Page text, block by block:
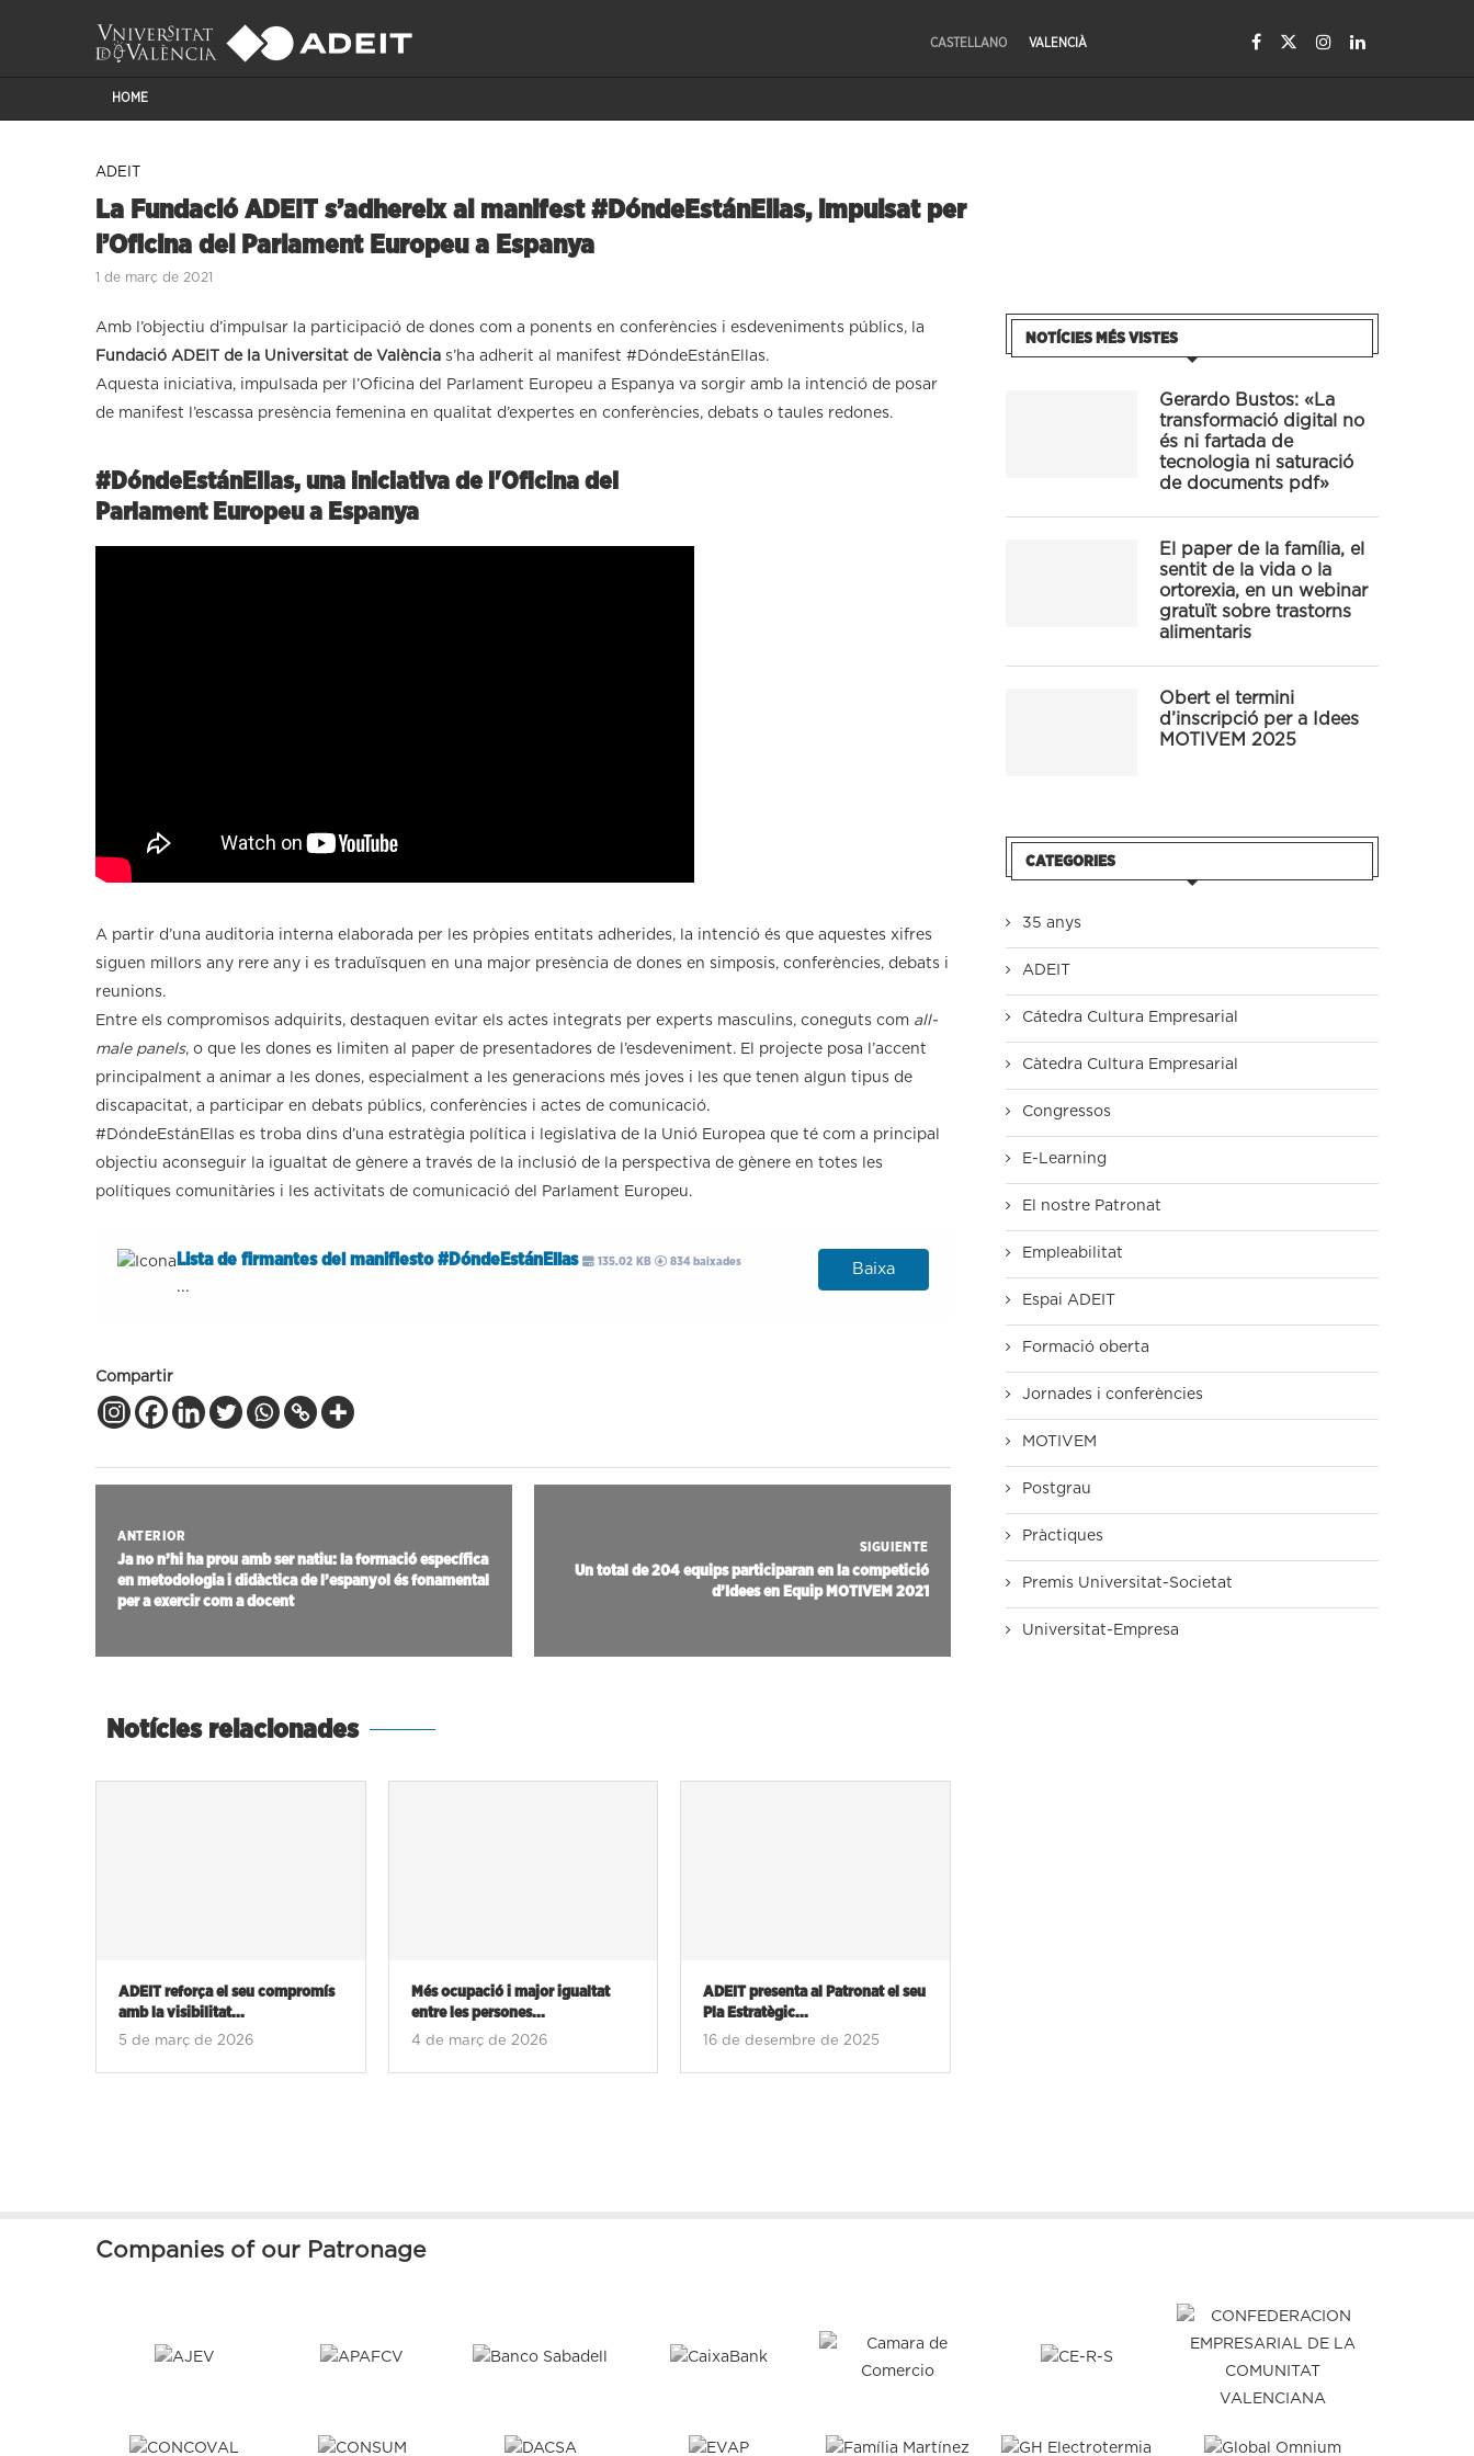
CASTELLANO VALENCIÀ
HOME
ADEIT
La Fundació ADEIT s’adhereix al manifest #DóndeEstánEllas, impulsat per
l’Oficina del Parlament Europeu a Espanya
1 de març de 2021
Amb l’objectiu d’impulsar la participació de dones com a ponents en conferències i esdeveniments públics, la
Fundació ADEIT de la Universitat de València s’ha adherit al manifest #DóndeEstánEllas.
Aquesta iniciativa, impulsada per l’Oficina del Parlament Europeu a Espanya va sorgir amb la intenció de posar
de manifest l’escassa presència femenina en qualitat d’expertes en conferències, debats o taules redones.
#DóndeEstánEllas, una iniciativa de l'Oficina del
Parlament Europeu a Espanya
A partir d’una auditoria interna elaborada per les pròpies entitats adherides, la intenció és que aquestes xifres
siguen millors any rere any i es traduïsquen en una major presència de dones en simposis, conferències, debats i
reunions.
Entre els compromisos adquirits, destaquen evitar els actes integrats per experts masculins, coneguts com all-
male panels, o que les dones es limiten al paper de presentadores de l’esdeveniment. El projecte posa l’accent
principalment a animar a les dones, especialment a les generacions més joves i les que tenen algun tipus de
discapacitat, a participar en debats públics, conferències i actes de comunicació.
#DóndeEstánEllas es troba dins d’una estratègia política i legislativa de la Unió Europea que té com a principal
objectiu aconseguir la igualtat de gènere a través de la inclusió de la perspectiva de gènere en totes les
polítiques comunitàries i les activitats de comunicació del Parlament Europeu.
Lista de firmantes del manifiesto #DóndeEstánEllas 135.02 KB 834 baixades
...
Baixa
Compartir
ANTERIOR
Ja no n’hi ha prou amb ser natiu: la formació específica
en metodologia i didàctica de l’espanyol és fonamental
per a exercir com a docent
SIGUIENTE
Un total de 204 equips participaran en la competició
d’Idees en Equip MOTIVEM 2021
Notícies relacionades
ADEIT reforça el seu compromís
amb la visibilitat...
5 de març de 2026
Més ocupació i major igualtat
entre les persones...
4 de març de 2026
ADEIT presenta al Patronat el seu
Pla Estratègic...
16 de desembre de 2025
NOTÍCIES MÉS VISTES
Gerardo Bustos: «La
transformació digital no
és ni fartada de
tecnologia ni saturació
de documents pdf»
El paper de la família, el
sentit de la vida o la
ortorexia, en un webinar
gratuït sobre trastorns
alimentaris
Obert el termini
d’inscripció per a Idees
MOTIVEM 2025
CATEGORIES
35 anys
ADEIT
Cátedra Cultura Empresarial
Càtedra Cultura Empresarial
Congressos
E-Learning
El nostre Patronat
Empleabilitat
Espai ADEIT
Formació oberta
Jornades i conferències
MOTIVEM
Postgrau
Pràctiques
Premis Universitat-Societat
Universitat-Empresa
Companies of our Patronage